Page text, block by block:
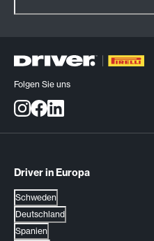
Folgen Sie uns
Driver in Europa
Schweden
Deutschland
Spanien